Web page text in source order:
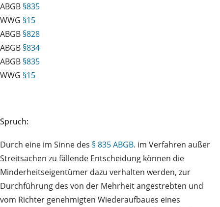
ABGB §835
WWG §15
ABGB §828
ABGB §834
ABGB §835
WWG §15
Spruch:
Durch eine im Sinne des § 835 ABGB. im Verfahren außer
Streitsachen zu fällende Entscheidung können die
Minderheitseigentümer dazu verhalten werden, zur
Durchführung des von der Mehrheit angestrebten und
vom Richter genehmigten Wiederaufbaues eines